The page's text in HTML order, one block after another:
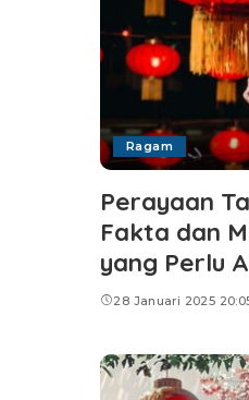
Ragam
Perayaan
Fakta dan
yang Perlu
28 Januari 2025